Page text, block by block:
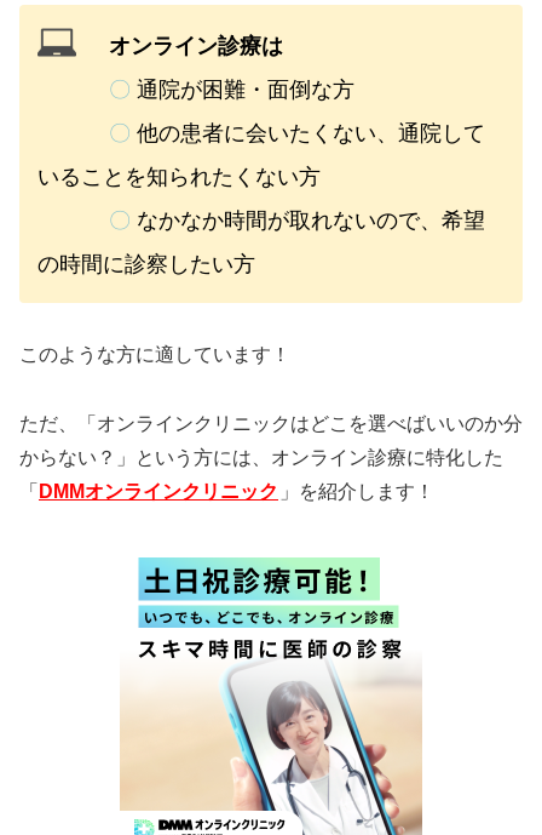
オンライン診療は
〇 通院が困難・面倒な方
〇 他の患者に会いたくない、通院して
いることを知られたくない方
〇 なかなか時間が取れないので、希望
の時間に診察したい方
このような方に適しています！
ただ、「オンラインクリニックはどこを選べばいいのか分
からない？」という方には、オンライン診療に特化した
「 DMMオンラインクリニック 」を紹介します！